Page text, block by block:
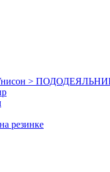
Унисон >
резинке